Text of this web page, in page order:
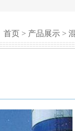
首页 > 产品展示 >